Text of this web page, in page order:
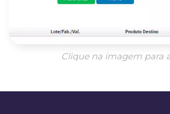
Clique na imagem para